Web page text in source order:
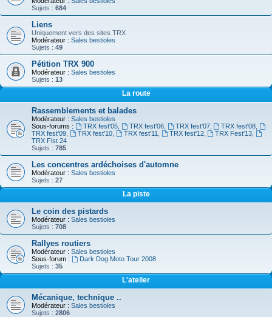
Sujets : 684
Liens
Uniquement vers des sites TRX
Modérateur : Sales bestioles
Sujets : 49
Pétition TRX 900
Modérateur : Sales bestioles
Sujets : 13
La route
Rassemblements et balades
Modérateur : Sales bestioles
Sous-forums :
TRX fest'05, TRX fest'06, TRX fest'07, TRX fest'08
TRX fest'09
TRX fest'10, TRX fest'11 TRX fest'12, TRX Fest'13
TRX Fist 24
Sujets : 785
Les concentres ardéchoises d'automne
Modérateur : Sales bestioles
Sujets : 27
La piste
Le coin des pistards
Modérateur : Sales bestioles
Sujets : 708
Rallyes routiers
Modérateur : Sales bestioles
Sous-forum :
Dark Dog Moto Tour 2008
Sujets : 35
L'atelier
Mécanique, technique ..
Modérateur : Sales bestioles
Sujets : 2806